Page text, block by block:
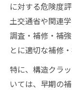
に対する危険度
土交通省や関連
調査・補修・補
とに適切な補修
特に、構造クラ
いては、早期の